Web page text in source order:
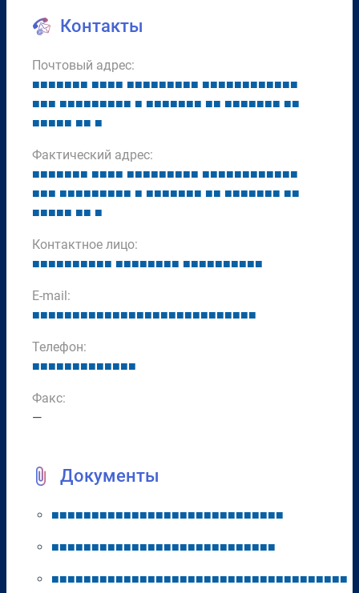
Контакты
Почтовый адрес:
■■■■■■■ ■■■■ ■■■■■■■■■ ■■■■■■■■■■■■
■■■ ■■■■■■■■■ ■ ■■■■■■■ ■■ ■■■■■■■ ■■
■■■■■ ■■ ■
Фактический адрес:
■■■■■■■ ■■■■ ■■■■■■■■■ ■■■■■■■■■■■■
■■■ ■■■■■■■■■ ■ ■■■■■■■ ■■ ■■■■■■■ ■■
■■■■■ ■■ ■
Контактное лицо:
■■■■■■■■■■ ■■■■■■■■ ■■■■■■■■■■
E-mail:
■■■■■■■■■■■■■■■■■■■■■■■■■■■■
Телефон:
■■■■■■■■■■■■■
Факс:
—
Документы
■■■■■■■■■■■■■■■■■■■■■■■■■■■■■
■■■■■■■■■■■■■■■■■■■■■■■■■■■■
■■■■■■■■■■■■■■■■■■■■■■■■■■■■■■■■■■■■■